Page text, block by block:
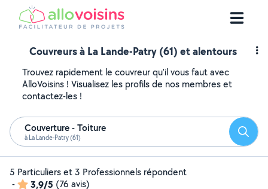
Couvreurs à La Lande-Patry (61) et alentours
Trouvez rapidement le couvreur qu'il vous faut avec
AlloVoisins ! Visualisez les profils de nos membres et
contactez-les !
Couverture - Toiture
à La Lande-Patry (61)
5 Particuliers et 3 Professionnels répondent
-
3,9/5 (76 avis)